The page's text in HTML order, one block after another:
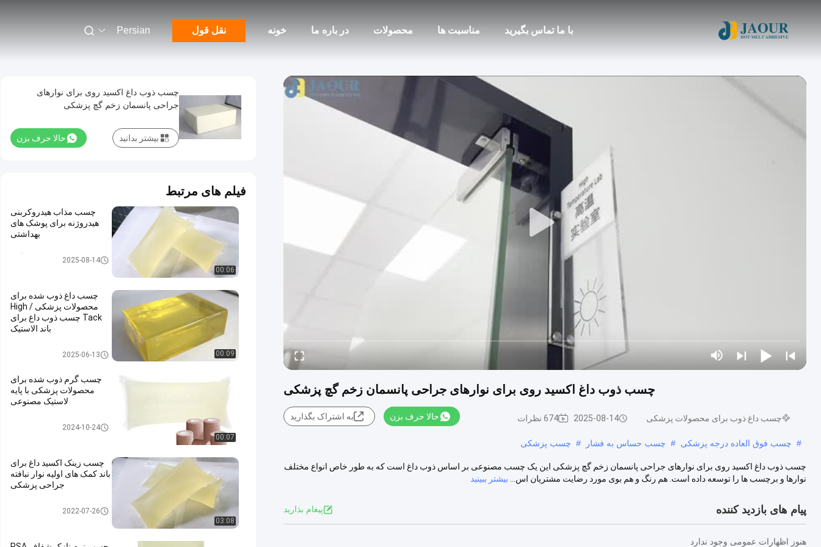
خونه در باره ما محصولات مناسبت ها با ما تماس بگیرید نقل قول Persian
چسب ذوب داغ اکسید روی برای نوارهای جراحی پانسمان زخم گچ پزشکی
چسب داغ ذوب برای محصولات پزشکی 2025-08-14 674 نظرات حالا حرف بزن به اشتراک بگذارید
# چسب فوق العاده درجه پزشکی # چسب حساس به فشار # چسب پزشکی
چسب ذوب داغ اکسید روی برای نوارهای جراحی پانسمان زخم گچ پزشکی این یک چسب مصنوعی بر اساس ذوب داغ است که به طور خاص انواع مختلف
نوارها و برچسب ها را توسعه داده است. هم رنگ و هم بوی مورد رضایت مشتریان اس...
بیشتر ببینید
پیام های بازدید کننده پيغام بذاريد
هنوز اظهارات عمومی وجود ندارد
چسب ذوب داغ اکسید روی برای نوارهای
جراحی پانسمان زخم گچ پزشکی
حالا حرف بزن بیشتر بدانید
فیلم های مرتبط
00:06
چسب مذاب هیدروکربنی
هیدروژنه برای پوشک های
بهداشتی
2025-08-14
00:09
چسب داغ ذوب شده برای
محصولات پزشکی / High
Tack چسب ذوب داغ برای
باند الاستیک
چسب داغ ذوب برای محصولات پز
2025-06-13
00:07
چسب گرم ذوب شده برای
محصولات پزشکی با پایه
لاستیک مصنوعی
چسب داغ ذوب برای محصولات پز
2024-10-24
03:08
چسب زینک اکسید داغ برای
باند کمک های اولیه نوار نبافته
جراحی پزشکی
چسب داغ ذوب برای محصولات پز
2022-07-26